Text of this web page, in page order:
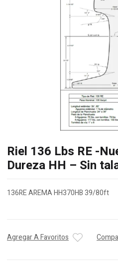
Riel 136 Lbs RE -
Dureza HH – Sin
136RE AREMA HH370HB 39/80ft
Agregar A Favoritos